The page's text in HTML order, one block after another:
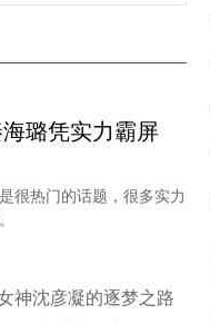
璐凭实力霸屏
很热门的话题，很多实力
神沈彦凝的逐梦之路